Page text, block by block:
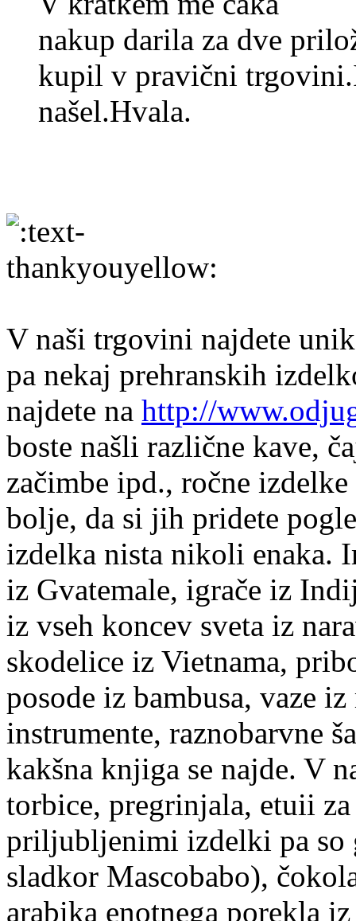
nakup darila za dve
kupil v pravični
našel.Hvala.
V naši trgovini najdete
pa nekaj prehranskih
najdete na http://
boste našli različne kave,
začimbe ipd., ročne
bolje, da si jih pridete
izdelka nista nikoli enaka.
iz Gvatemale, igrače iz
iz vseh koncev sveta iz
skodelice iz Vietnama,
posode iz bambusa, vaze
instrumente, raznobarvne
kakšna knjiga se najde. V
torbice, pregrinjala, etuii
priljubljenimi izdelki pa so
sladkor Mascobabo),
arabika enotnega porekla